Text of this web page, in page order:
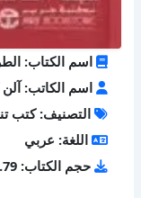
اسم الكتاب:
اسم الكاتب: آلن
التصنيف: كتب
اللغة: عربي
حجم الكتاب: 6.79 ميجا بايت